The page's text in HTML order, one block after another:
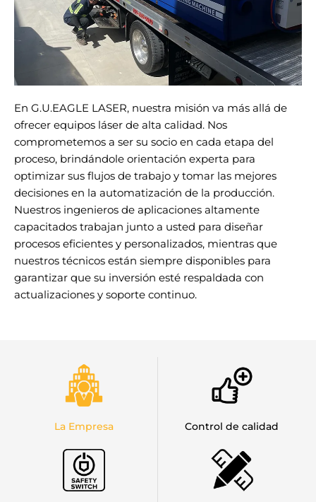
En G.U.EAGLE LASER, nuestra misión va más allá de
ofrecer equipos láser de alta calidad. Nos
comprometemos a ser su socio en cada etapa del
proceso, brindándole orientación experta para
optimizar sus flujos de trabajo y tomar las mejores
decisiones en la automatización de la producción.
Nuestros ingenieros de aplicaciones altamente
capacitados trabajan junto a usted para diseñar
procesos eficientes y personalizados, mientras que
nuestros técnicos están siempre disponibles para
garantizar que su inversión esté respaldada con
actualizaciones y soporte continuo.
La Empresa Control de calidad